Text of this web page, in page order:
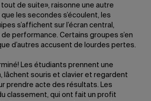
de suite», raisonne une autre
les secondes s’écoulent, les
s’affichent sur l’écran central,
performance. Certains groupes s’en
d’autres accusent de lourdes pertes.
Les étudiants prennent une
lâchent souris et clavier et regardent
prendre acte des résultats. Les
classement, qui ont fait un profit